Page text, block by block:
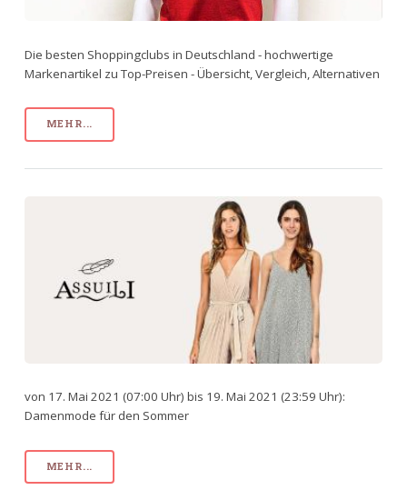
Die besten Shoppingclubs in Deutschland - hochwertige
Markenartikel zu Top-Preisen - Übersicht, Vergleich, Alternativen
MEHR...
von 17. Mai 2021 (07:00 Uhr) bis 19. Mai 2021 (23:59 Uhr):
Damenmode für den Sommer
MEHR...